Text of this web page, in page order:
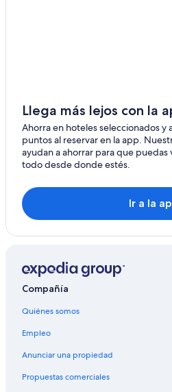
Llega más lejos con la
Ahorra en hoteles seleccionados y
puntos al reservar en la app.
ayudan a ahorrar para que puedas
todo desde donde estés.
Ir a la
Compañía
Quiénes somos
Empleo
Anunciar una propiedad
Propuestas comerciales